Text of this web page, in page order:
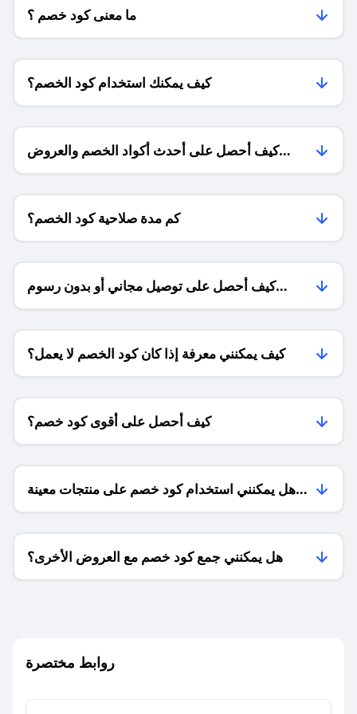
ما معنى كود خصم ؟
كيف يمكنك استخدام كود الخصم؟
كيف أحصل على أحدث أكواد الخصم والعروض
للمتاجر؟
كم مدة صلاحية كود الخصم؟
كيف أحصل على توصيل مجاني أو بدون رسوم
الشحن ؟
كيف يمكنني معرفة إذا كان كود الخصم لا يعمل؟
كيف أحصل على أقوى كود خصم؟
هل يمكنني استخدام كود خصم على منتجات معينة
فقط؟
هل يمكنني جمع كود خصم مع العروض الأخرى؟
روابط مختصرة